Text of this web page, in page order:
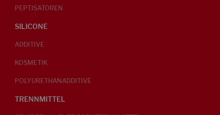
PEPTISATOREN
SILICONE
ADDITIVE
KOSMETIK
POLYURETHANADDITIVE
TRENNMITTEL